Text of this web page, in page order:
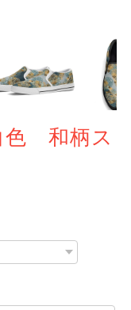
色 和柄ス